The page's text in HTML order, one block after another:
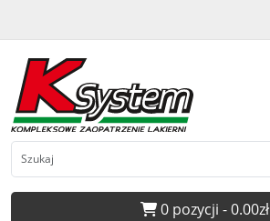
0 pozycji - 0.00zł